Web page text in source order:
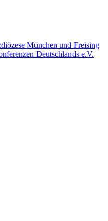
München und Freising
Deutschlands e.V.